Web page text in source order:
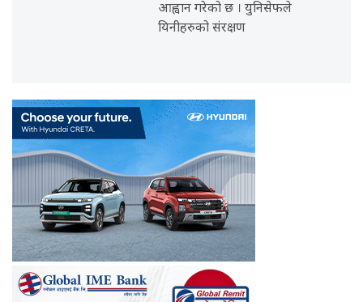
आह्वान गरेको छ । युनिसेफले
यिनीहरुको संरक्षण